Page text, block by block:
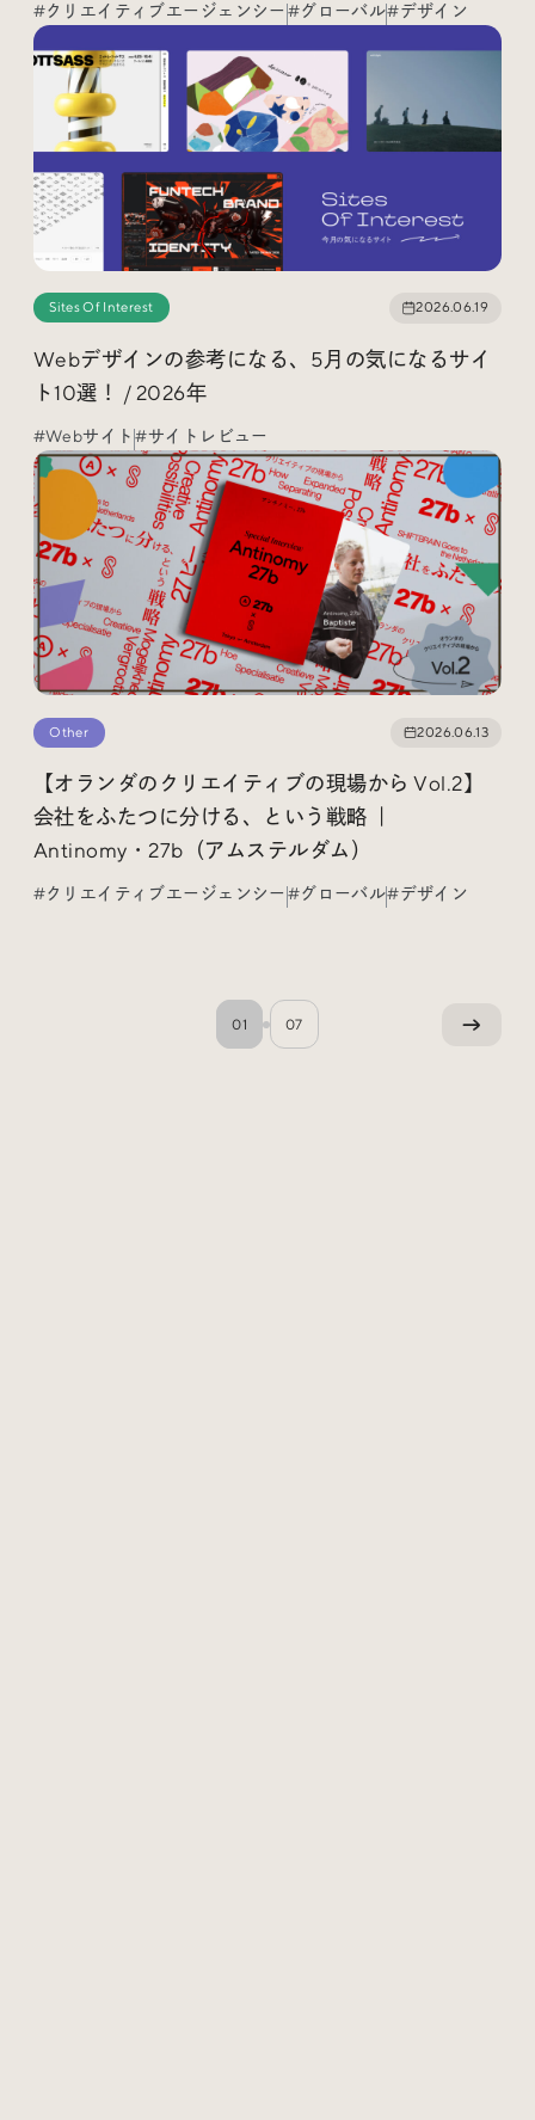
#クリエイティブエージェンシー #グローバル#デザイン
Sites Of Interest 2026.06.19
Webデザインの参考になる、5月の気になるサイ
ト10選！ / 2026年
#Webサイト #サイトレビュー
Other 2026.06.13
【オランダのクリエイティブの現場から Vol.2】
会社をふたつに分ける、という戦略 ｜
Antinomy・27b（アムステルダム）
#クリエイティブエージェンシー #グローバル#デザイン
01 07